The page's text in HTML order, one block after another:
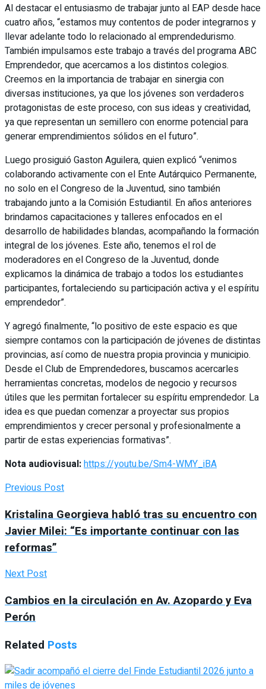
Al destacar el entusiasmo de trabajar junto al EAP desde hace
cuatro años, “estamos muy contentos de poder integrarnos y
llevar adelante todo lo relacionado al emprendedurismo.
También impulsamos este trabajo a través del programa ABC
Emprendedor, que acercamos a los distintos colegios.
Creemos en la importancia de trabajar en sinergia con
diversas instituciones, ya que los jóvenes son verdaderos
protagonistas de este proceso, con sus ideas y creatividad,
ya que representan un semillero con enorme potencial para
generar emprendimientos sólidos en el futuro”.
Luego prosiguió Gaston Aguilera, quien explicó “venimos
colaborando activamente con el Ente Autárquico Permanente,
no solo en el Congreso de la Juventud, sino también
trabajando junto a la Comisión Estudiantil. En años anteriores
brindamos capacitaciones y talleres enfocados en el
desarrollo de habilidades blandas, acompañando la formación
integral de los jóvenes. Este año, tenemos el rol de
moderadores en el Congreso de la Juventud, donde
explicamos la dinámica de trabajo a todos los estudiantes
participantes, fortaleciendo su participación activa y el espíritu
emprendedor”.
Y agregó finalmente, “lo positivo de este espacio es que
siempre contamos con la participación de jóvenes de distintas
provincias, así como de nuestra propia provincia y municipio.
Desde el Club de Emprendedores, buscamos acercarles
herramientas concretas, modelos de negocio y recursos
útiles que les permitan fortalecer su espíritu emprendedor. La
idea es que puedan comenzar a proyectar sus propios
emprendimientos y crecer personal y profesionalmente a
partir de estas experiencias formativas”.
Nota audiovisual:https://youtu.be/Sm4-WMY_iBA
Previous Post
Kristalina Georgieva habló tras su encuentro con
Javier Milei: “Es importante continuar con las
reformas”
Next Post
Cambios en la circulación en Av. Azopardo y Eva
Perón
Related Posts